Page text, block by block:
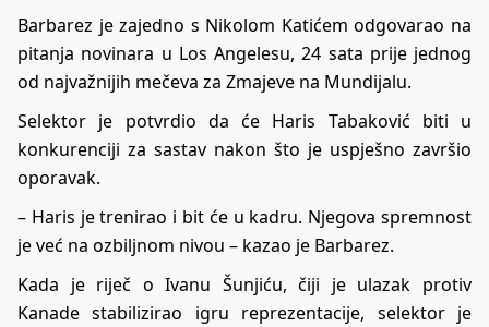
Barbarez je zajedno s Nikolom Katićem odgovarao na
pitanja novinara u Los Angelesu, 24 sata prije jednog
od najvažnijih mečeva za Zmajeve na Mundijalu.
Selektor je potvrdio da će Haris Tabaković biti u
konkurenciji za sastav nakon što je uspješno završio
oporavak.
– Haris je trenirao i bit će u kadru. Njegova spremnost
je već na ozbiljnom nivou – kazao je Barbarez.
Kada je riječ o Ivanu Šunjiću, čiji je ulazak protiv
Kanade stabilizirao igru reprezentacije, selektor je